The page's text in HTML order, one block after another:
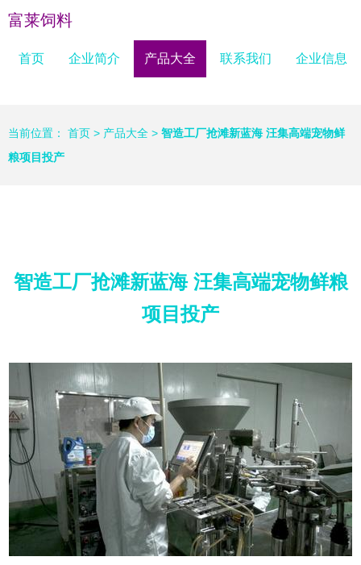
富莱饲料
首页 企业简介 产品大全 联系我们 企业信息
当前位置： 首页 > 产品大全 > 智造工厂抢滩新蓝海 汪集高端宠物鲜
粮项目投产
智造工厂抢滩新蓝海 汪集高端宠物鲜粮
项目投产